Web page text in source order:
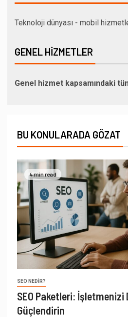
Teknoloji dünyası - mobil
GENEL HIZMETLER
Genel hizmet kapsamındaki
BU KONULARADA GÖZAT
4 min read
SEO NEDIR?
SEO Paketleri:
Güçlendirin